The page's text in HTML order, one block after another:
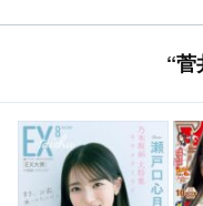
“